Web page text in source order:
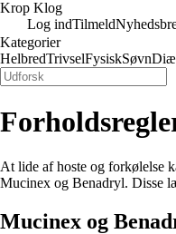
Krop Klog
Log indTilmeld
Kategorier
HelbredTrivselFysiskSøvn
At lide af hoste og forkølelse
Mucinex og Benadryl. Disse
Mucinex og